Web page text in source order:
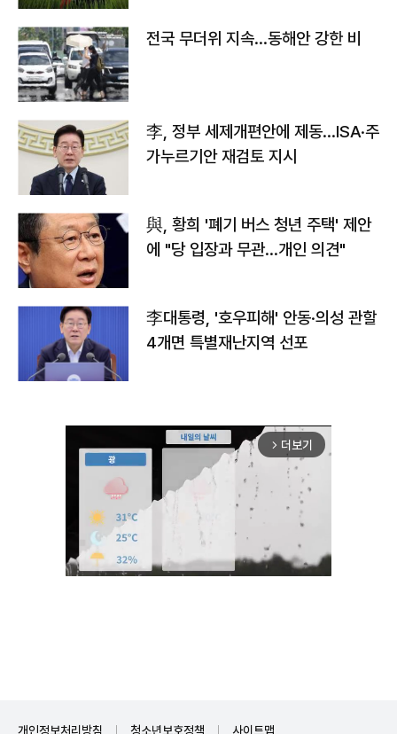
전국 무더위 지속…동해안 강한 비
李, 정부 세제개편안에 제동…ISA·주
가누르기안 재검토 지시
與, 황희 '폐기 버스 청년 주택' 제안
에 "당 입장과 무관…개인 의견"
李대통령, '호우피해' 안동·의성 관할
4개면 특별재난지역 선포
arrow_forward_ios 더보기
개인정보처리방침 청소년보호정책 사이트맵